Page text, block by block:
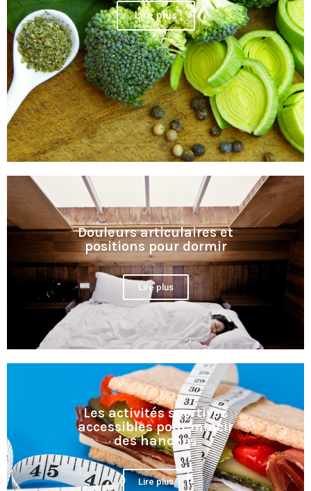
Lire plus
Douleurs articulaires et
positions pour dormir
Lire plus
Les activités sportives
accessibles pour mincir
des hanches
Lire plus